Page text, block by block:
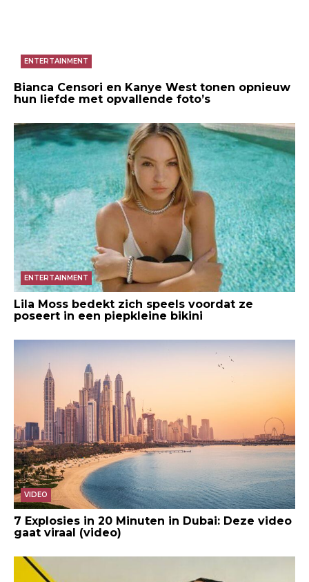
ENTERTAINMENT
Bianca Censori en Kanye West tonen opnieuw
hun liefde met opvallende foto’s
ENTERTAINMENT
Lila Moss bedekt zich speels voordat ze
poseert in een piepkleine bikini
VIDEO
7 Explosies in 20 Minuten in Dubai: Deze video
gaat viraal (video)